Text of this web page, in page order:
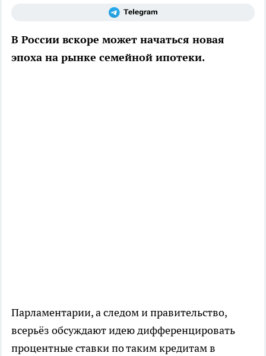
В России вскоре может начаться новая
эпоха на рынке семейной ипотеки.
Парламентарии, а следом и правительство,
всерьёз обсуждают идею дифференцировать
процентные ставки по таким кредитам в